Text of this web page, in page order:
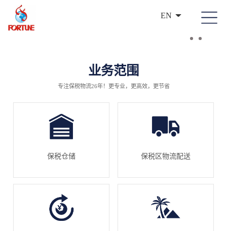
EN
业务范围
专注保税物流26年！更专业，更高效，更节省
保税仓储 保税区物流配送